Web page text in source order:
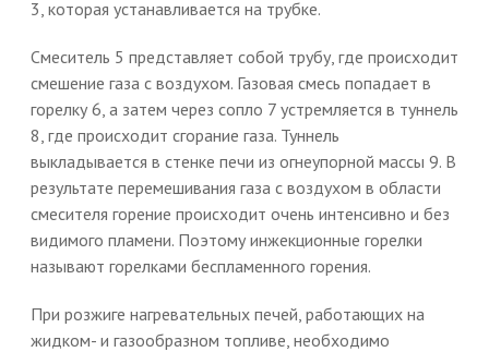
3, которая устанавливается на трубке.
Смеситель 5 представляет собой трубу, где происходит
смешение газа с воздухом. Газовая смесь попадает в
горелку 6, а затем через сопло 7 устремляется в туннель
8, где происходит сгорание газа. Туннель
выкладывается в стенке печи из огнеупорной массы 9. В
результате перемешивания газа с воздухом в области
смесителя горение происходит очень интенсивно и без
видимого пламени. Поэтому инжекционные горелки
называют горелками беспламенного горения.
При розжиге нагревательных печей, работающих на
жидком- и газообразном топливе, необходимо